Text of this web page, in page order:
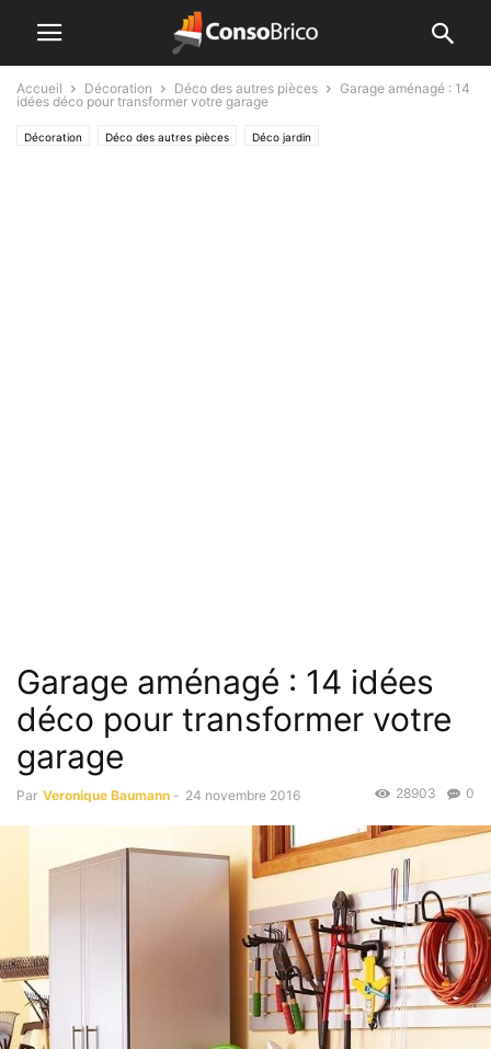
Accueil Décoration Déco des autres pièces
Garage aménagé : 14
idées déco pour transformer votre garage
Décoration Déco des autres pièces Déco jardin
Garage aménagé : 14 idées
déco pour transformer votre
garage
Par Veronique Baumann - 24 novembre 2016 0
28903